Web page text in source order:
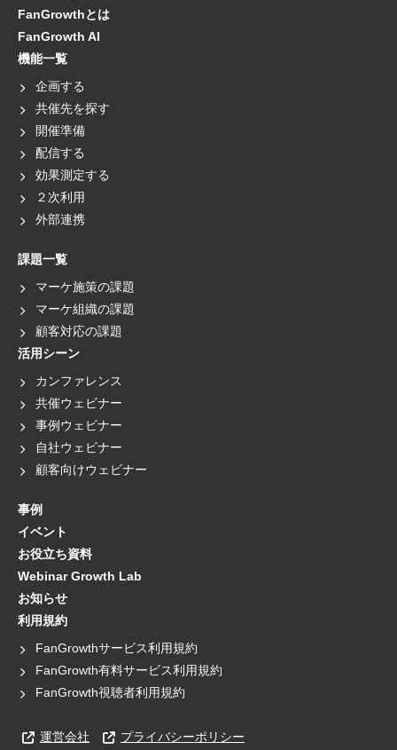
FanGrowthとは
FanGrowth AI
機能一覧
企画する
共催先を探す
開催準備
配信する
効果測定する
２次利用
外部連携
課題一覧
マーケ施策の課題
マーケ組織の課題
顧客対応の課題
活用シーン
カンファレンス
共催ウェビナー
事例ウェビナー
自社ウェビナー
顧客向けウェビナー
事例
イベント
お役立ち資料
Webinar Growth Lab
お知らせ
利用規約
FanGrowthサービス利用規約
FanGrowth有料サービス利用規約
FanGrowth視聴者利用規約
運営会社 プライバシーポリシー